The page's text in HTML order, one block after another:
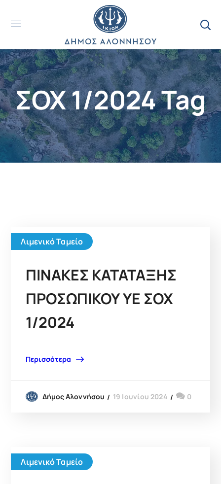
ΣΟΧ 1/2024 Tag
Λιμενικό Ταμείο
ΠΙΝΑΚΕΣ ΚΑΤΑΤΑΞΗΣ
ΠΡΟΣΩΠΙΚΟΥ YE ΣΟΧ
1/2024
Περισσότερα
Δήμος Αλοννήσου 19 Ιουνίου 2024 0
Λιμενικό Ταμείο